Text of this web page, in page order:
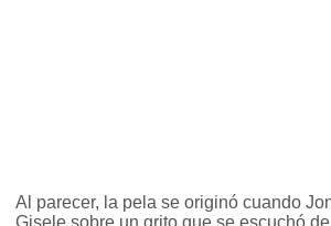
Al parecer, la pela se originó cuando